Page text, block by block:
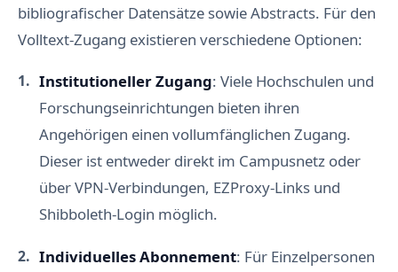
bibliografischer Datensätze sowie Abstracts. Für den
Volltext-Zugang existieren verschiedene Optionen:
Institutioneller Zugang: Viele Hochschulen und
Forschungseinrichtungen bieten ihren
Angehörigen einen vollumfänglichen Zugang.
Dieser ist entweder direkt im Campusnetz oder
über VPN-Verbindungen, EZProxy-Links und
Shibboleth-Login möglich.
Individuelles Abonnement: Für Einzelpersonen